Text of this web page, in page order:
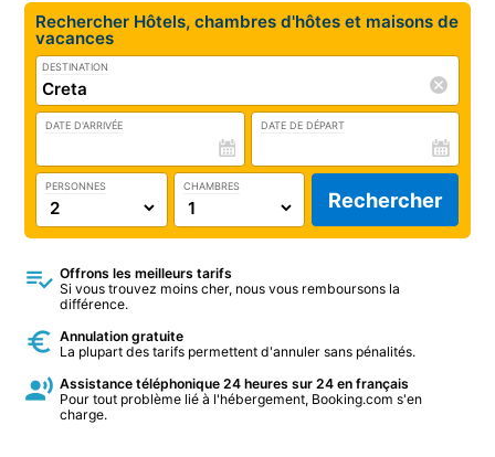
Rechercher Hôtels, chambres d'hôtes et maisons de
vacances
DESTINATION
DATE D'ARRIVÉE DATE DE DÉPART
PERSONNES CHAMBRES
Rechercher
Offrons les meilleurs tarifs
Si vous trouvez moins cher, nous vous remboursons la
différence.
Annulation gratuite
La plupart des tarifs permettent d'annuler sans pénalités.
Assistance téléphonique 24 heures sur 24 en français
Pour tout problème lié à l'hébergement, Booking.com s'en
charge.